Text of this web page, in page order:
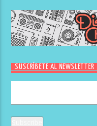
SUSCRÍBETE AL NEWSLETTER